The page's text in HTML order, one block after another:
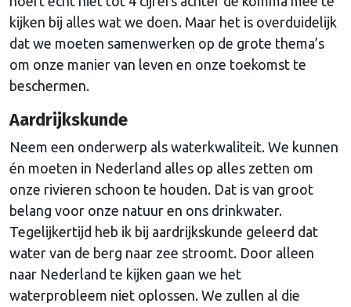
kijken bij alles wat we doen. Maar het is overduidelijk
dat we moeten samenwerken op de grote thema’s
om onze manier van leven en onze toekomst te
beschermen.
Aardrijkskunde
Neem een onderwerp als waterkwaliteit. We kunnen
én moeten in Nederland alles op alles zetten om
onze rivieren schoon te houden. Dat is van groot
belang voor onze natuur en ons drinkwater.
Tegelijkertijd heb ik bij aardrijkskunde geleerd dat
water van de berg naar zee stroomt. Door alleen
naar Nederland te kijken gaan we het
waterprobleem niet oplossen. We zullen al die